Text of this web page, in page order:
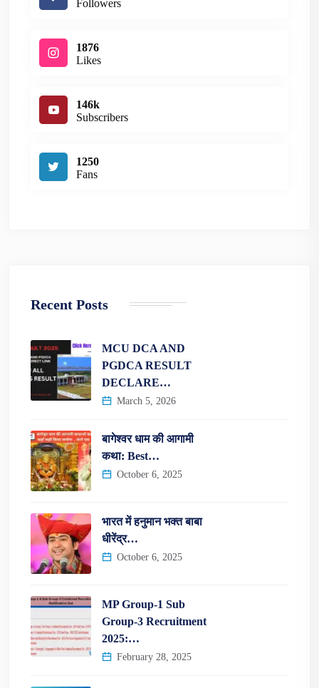
Followers
1876
Likes
146k
Subscribers
1250
Fans
Recent Posts
MCU DCA AND
PGDCA RESULT
DECLARE…
March 5, 2026
बागेश्वर धाम की आगामी
कथा: Best…
October 6, 2025
भारत में हनुमान भक्त बाबा
धीरेंद्र…
October 6, 2025
MP Group-1 Sub
Group-3 Recruitment
2025:…
February 28, 2025